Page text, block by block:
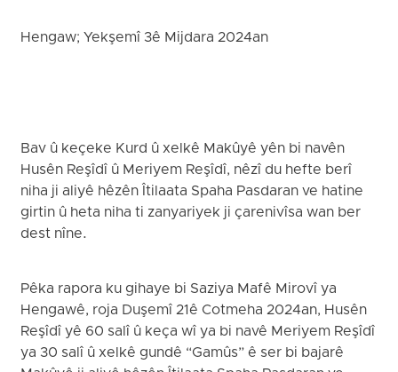
Hengaw; Yekşemî 3ê Mijdara 2024an
Bav û keçeke Kurd û xelkê Makûyê yên bi navên
Husên Reşîdî û Meriyem Reşîdî, nêzî du hefte berî
niha ji aliyê hêzên Îtilaata Spaha Pasdaran ve hatine
girtin û heta niha ti zanyariyek ji çarenivîsa wan ber
dest nîne.
Pêka rapora ku gihaye bi Saziya Mafê Mirovî ya
Hengawê, roja Duşemî 21ê Cotmeha 2024an, Husên
Reşîdî yê 60 salî û keça wî ya bi navê Meriyem Reşîdî
ya 30 salî û xelkê gundê “Gamûs” ê ser bi bajarê